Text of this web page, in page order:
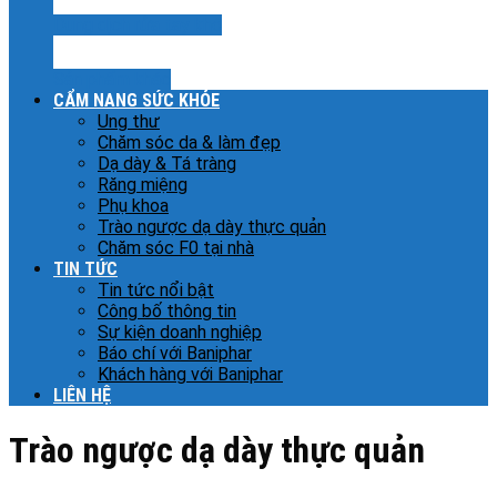
CẨM NANG SỨC KHỎE
Ung thư
Chăm sóc da & làm đẹp
Dạ dày & Tá tràng
Răng miệng
Phụ khoa
Trào ngược dạ dày thực quản
Chăm sóc F0 tại nhà
TIN TỨC
Tin tức nổi bật
Công bố thông tin
Sự kiện doanh nghiệp
Báo chí với Baniphar
Khách hàng với Baniphar
LIÊN HỆ
Trào ngược dạ dày thực quản